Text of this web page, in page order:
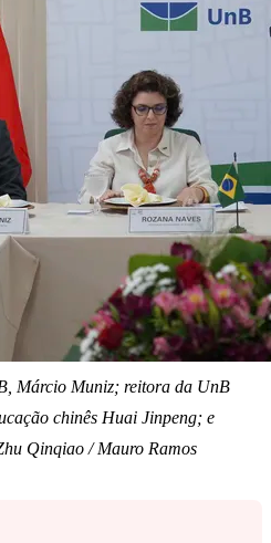
Márcio Muniz; reitora da UnB
chinês Huai Jinpeng; e
Qinqiao / Mauro Ramos